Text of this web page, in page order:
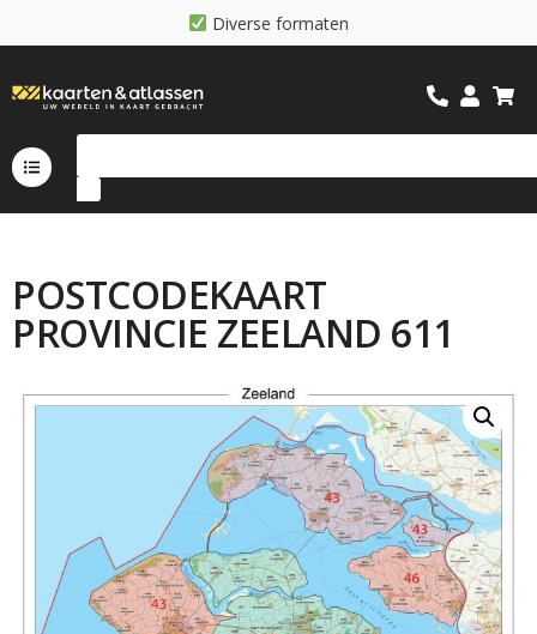
Diverse formaten
POSTCODEKAART
PROVINCIE ZEELAND 611